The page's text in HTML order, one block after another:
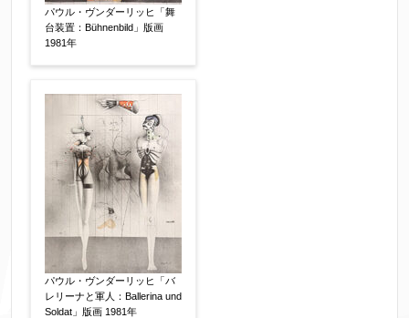
添付画像 【任意】
パウル・ヴンダーリッヒ「舞
台装置：Bühnenbild」版画
1981年
パウル・ヴンダーリッヒ「バ
レリーナと軍人：Ballerina und
Soldat」版画 1981年